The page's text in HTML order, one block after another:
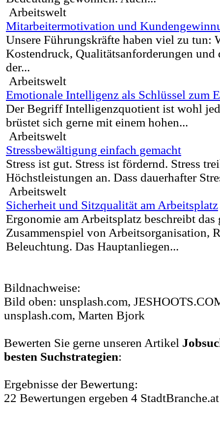
Arbeitswelt
Mitarbeitermotivation und
Unsere Führungskräfte haben viel zu tun:
Kostendruck, Qualitätsanforderungen und
der...
Arbeitswelt
Emotionale Intelligenz als Schlüssel zum
Der Begriff Intelligenzquotient ist wohl
brüstet sich gerne mit einem hohen...
Arbeitswelt
Stressbewältigung einfach gemacht
Stress ist gut. Stress ist fördernd. Stress
Höchstleistungen an. Dass dauerhafter
Arbeitswelt
Sicherheit und Sitzqualität am Arbeitsplatz
Ergonomie am Arbeitsplatz beschreibt das
Zusammenspiel von Arbeitsorganisation,
Beleuchtung. Das Hauptanliegen...
Bildnachweise:
Bild oben: unsplash.com,
unsplash.com, Marten Bjork
Bewerten Sie gerne unseren Artikel
besten Suchstrategien:
Ergebnisse der Bewertung:
22 Bewertungen ergeben 4